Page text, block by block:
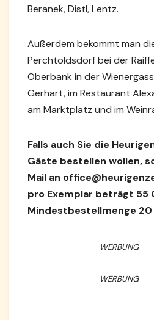
Beranek, Distl, Lentz.
Außerdem bekommt man
Perchtoldsdorf bei der
Oberbank in der
Gerhart, im Restaurant
am Marktplatz und im
Falls auch Sie die
Gäste bestellen wollen,
Mail an
pro Exemplar beträgt 55
Mindestbestellmenge 20
WERBUNG
WERBUNG